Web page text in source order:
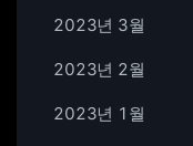
2023년 3월
2023년 2월
2023년 1월